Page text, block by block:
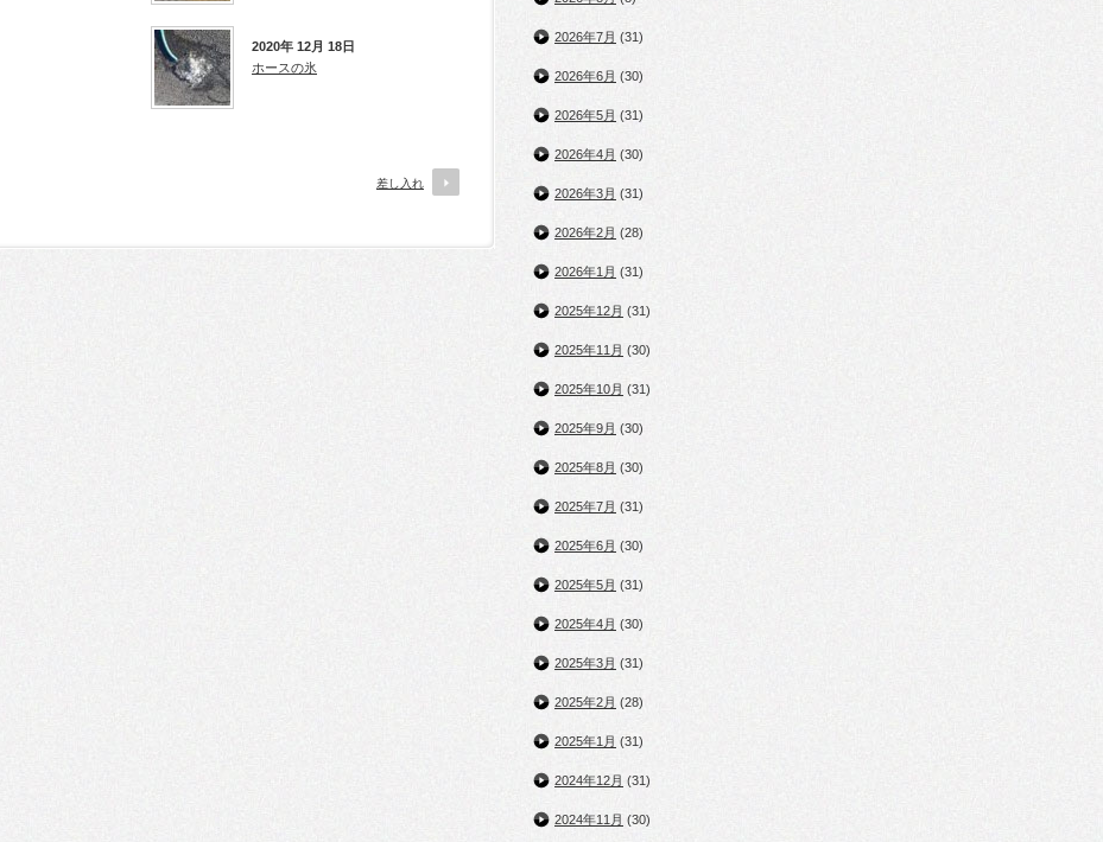
2020年 12月 18日
ホースの氷
差し入れ
2026年7月 (31)
2026年6月 (30)
2026年5月 (31)
2026年4月 (30)
2026年3月 (31)
2026年2月 (28)
2026年1月 (31)
2025年12月 (31)
2025年11月 (30)
2025年10月 (31)
2025年9月 (30)
2025年8月 (30)
2025年7月 (31)
2025年6月 (30)
2025年5月 (31)
2025年4月 (30)
2025年3月 (31)
2025年2月 (28)
2025年1月 (31)
2024年12月 (31)
2024年11月 (30)